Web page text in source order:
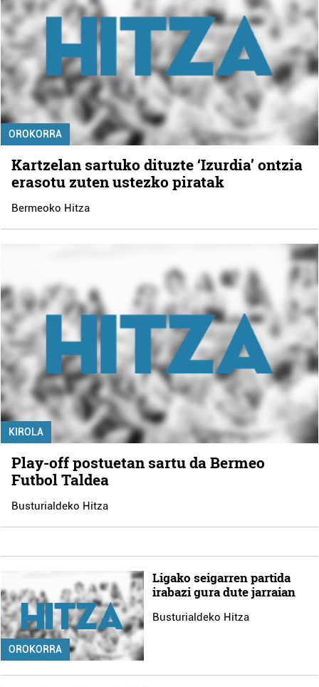
OROKORRA
Kartzelan sartuko dituzte ‘Izurdia’ ontzia
erasotu zuten ustezko piratak
Bermeoko Hitza
KIROLA
Play-off postuetan sartu da Bermeo
Futbol Taldea
Busturialdeko Hitza
OROKORRA
Ligako seigarren partida
irabazi gura dute jarraian
Busturialdeko Hitza